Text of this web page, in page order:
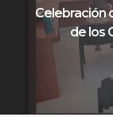
Celebración
de los